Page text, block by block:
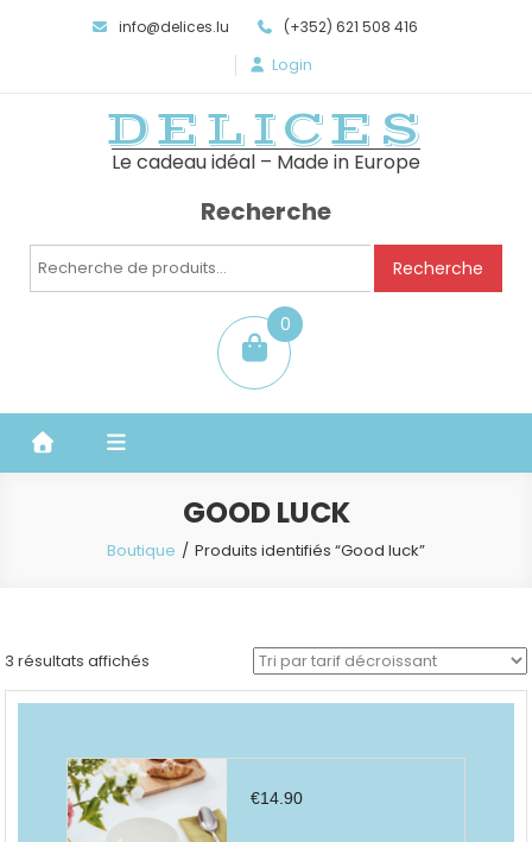
info@delices.lu (+352) 621 508 416
Login
DELICES
Le cadeau idéal – Made in Europe
Recherche
Recherche
Recherche
0
item
GOOD LUCK
Boutique Produits identifiés “Good luck”
3 résultats affichés
par
€14.90